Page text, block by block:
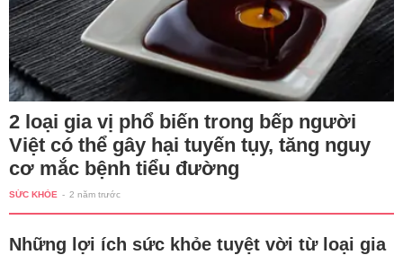
2 loại gia vị phổ biến trong bếp người
Việt có thể gây hại tuyến tụy, tăng nguy
cơ mắc bệnh tiểu đường
SỨC KHỎE - 2 năm trước
Những lợi ích sức khỏe tuyệt vời từ loại gia